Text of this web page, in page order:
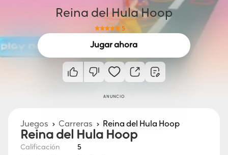
Reina del Hula Hoop
5
Jugar ahora
ANUNCIO
Juegos Carreras Reina del Hula Hoop
Reina del Hula Hoop
Calificación
5